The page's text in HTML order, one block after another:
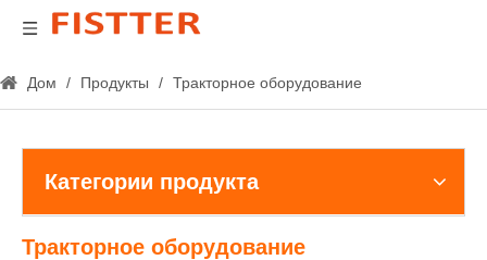
Дом / Продукты / Тракторное оборудование
Категории продукта
Тракторное оборудование